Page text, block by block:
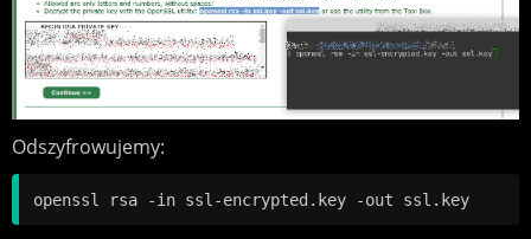
Odszyfrowujemy:
openssl rsa -in ssl-encrypted.key -out ssl.key